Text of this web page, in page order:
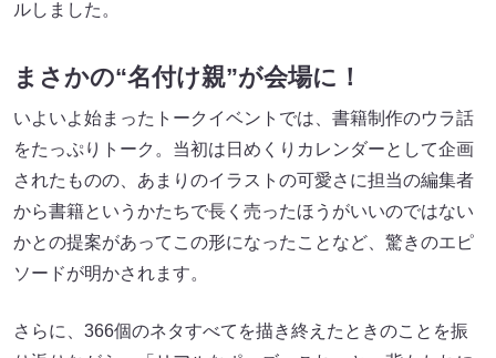
ルしました。
まさかの“名付け親”が会場に！
いよいよ始まったトークイベントでは、書籍制作のウラ話
をたっぷりトーク。当初は日めくりカレンダーとして企画
されたものの、あまりのイラストの可愛さに担当の編集者
から書籍というかたちで長く売ったほうがいいのではない
かとの提案があってこの形になったことなど、驚きのエピ
ソードが明かされます。
さらに、366個のネタすべてを描き終えたときのことを振